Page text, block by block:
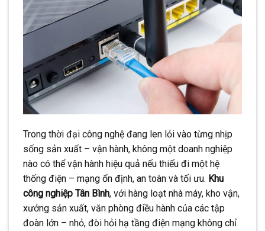
Trong thời đại công nghệ đang len lỏi vào từng nhịp
sống sản xuất – vận hành, không một doanh nghiệp
nào có thể vận hành hiệu quả nếu thiếu đi một hệ
thống điện – mạng ổn định, an toàn và tối ưu. Khu
công nghiệp Tân Bình, với hàng loạt nhà máy, kho vận,
xưởng sản xuất, văn phòng điều hành của các tập
đoàn lớn – nhỏ, đòi hỏi hạ tầng điện mạng không chỉ